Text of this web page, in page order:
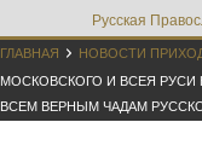
Русская
ГЛАВНАЯ  НОВОСТИ
МОСКОВСКОГО И ВСЕЯ
ВСЕМ ВЕРНЫМ ЧАДАМ